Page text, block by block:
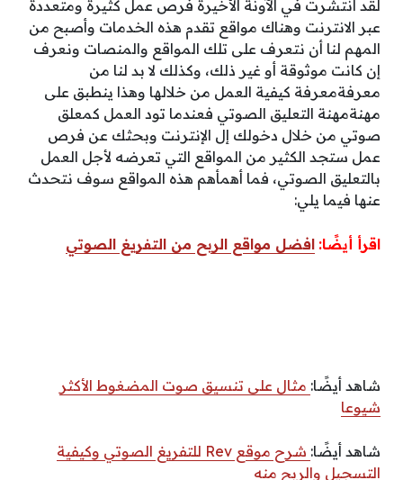
لقد انتشرت في الآونة الأخيرة فرص عمل كثيرة ومتعددة
عبر الانترنت وهناك مواقع تقدم هذه الخدمات وأصبح من
المهم لنا أن نتعرف على تلك المواقع والمنصات ونعرف
إن كانت موثوقة أو غير ذلك، وكذلك لا بد لنا من
معرفةمعرفة كيفية العمل من خلالها وهذا ينطبق على
مهنةمهنة التعليق الصوتي فعندما تود العمل كمعلق
صوتي من خلال دخولك إل الإنترنت وبحثك عن فرص
عمل ستجد الكثير من المواقع التي تعرضه لأجل العمل
بالتعليق الصوتي، فما أهمأهم هذه المواقع سوف نتحدث
عنها فيما يلي:
اقرأ أيضًا: افضل مواقع الربح من التفريغ الصوتي
شاهد أيضًا: مثال على تنسيق صوت المضغوط الأكثر
شيوعا
شاهد أيضًا:
شرح موقع Rev للتفريغ الصوتي وكيفية
التسجيل والربح منه